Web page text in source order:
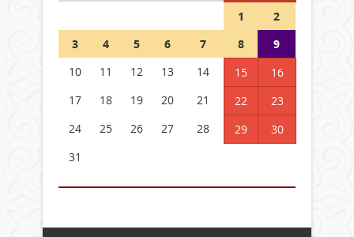
1
2
3
4 5 6 7 8
9
10
11 12 13 14 15
16
17
18 19 20 21 22
23
24
25 26 27 28 29
30
31